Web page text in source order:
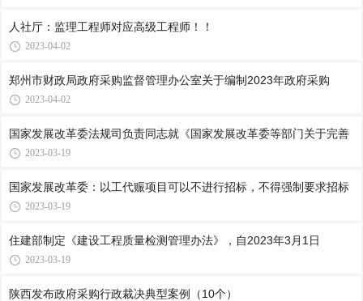
人社厅：监理工程师对应高级工程师！！
2023-04-02
郑州市财政局政府采购监督管理办公室关于编制2023年政府采购
2023-04-02
国家发展改革委法规司负责同志就《国家发展改革委等部门关于完善
2023-03-19
国家发展改革委：以工代赈项目可以不进行招标，不得强制要求招标
2023-03-19
住建部制定《建设工程质量检测管理办法》，自2023年3月1日
2023-03-19
陕西发布政府采购行政裁决典型案例（10个）